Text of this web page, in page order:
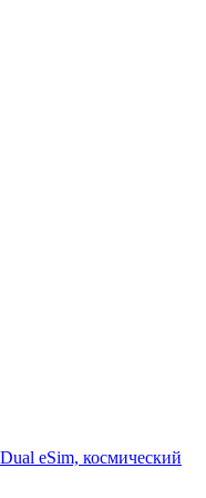
eSim, космический